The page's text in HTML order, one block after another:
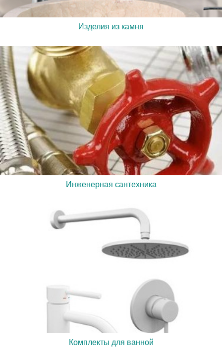
Изделия из камня
Инженерная сантехника
Комплекты для ванной